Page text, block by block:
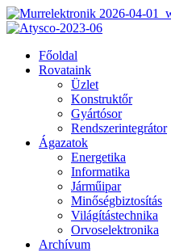
Főoldal
Rovataink
Üzlet
Konstruktőr
Gyártósor
Rendszerintegrátor
Ágazatok
Energetika
Informatika
Járműipar
Minőségbiztosítás
Világítástechnika
Orvoselektronika
Archívum